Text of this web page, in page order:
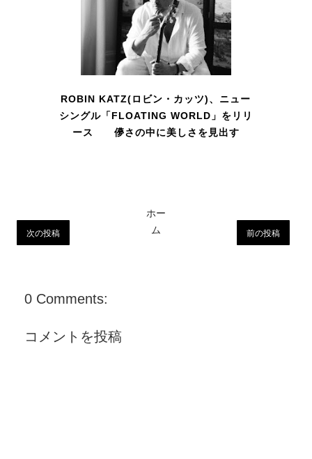
ROBIN KATZ(ロビン・カッツ)、ニュー
シングル「FLOATING WORLD」をリリ
ース 儚さの中に美しさを見出す
次の投稿 前の投稿
ホー
ム
0 Comments:
コメントを投稿